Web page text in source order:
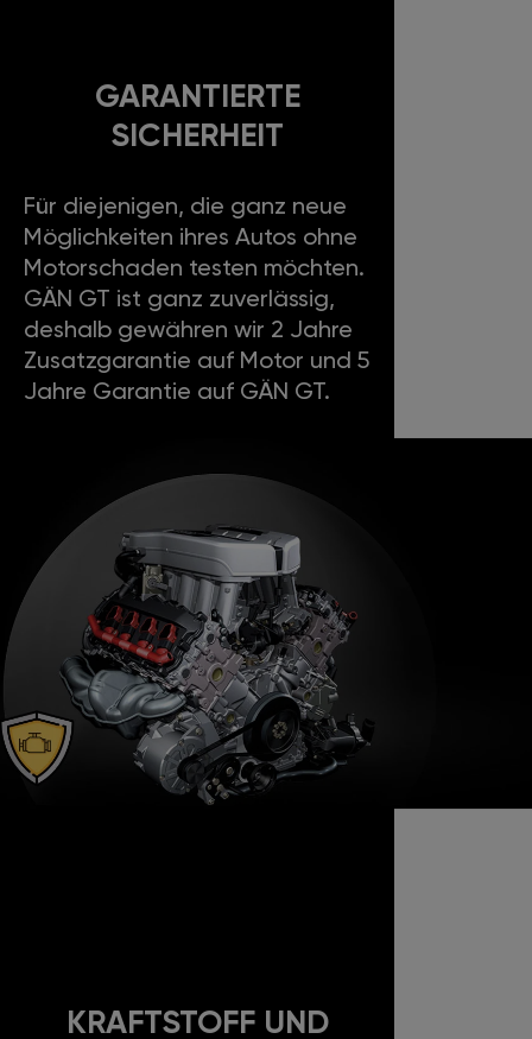
GARANTIERTE
SICHERHEIT
Für diejenigen, die ganz neue
Möglichkeiten ihres Autos ohne
Motorschaden testen möchten.
GÄN GT ist ganz zuverlässig,
deshalb gewähren wir 2 Jahre
Zusatzgarantie auf Motor und 5
Jahre Garantie auf GÄN GT.
KRAFTSTOFF UND